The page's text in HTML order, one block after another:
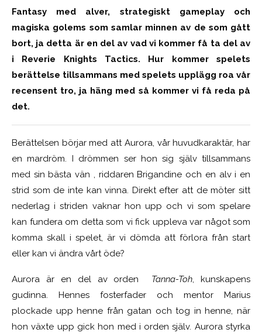
Fantasy med alver, strategiskt gameplay och
magiska golems som samlar minnen av de som gått
bort, ja detta är en del av vad vi kommer få ta del av
i Reverie Knights Tactics. Hur kommer spelets
berättelse tillsammans med spelets upplägg roa vår
recensent tro, ja häng med så kommer vi få reda på
det.
Berättelsen börjar med att Aurora, vår huvudkaraktär, har
en mardröm. I drömmen ser hon sig själv tillsammans
med sin bästa vän , riddaren Brigandine och en alv i en
strid som de inte kan vinna. Direkt efter att de möter sitt
nederlag i striden vaknar hon upp och vi som spelare
kan fundera om detta som vi fick uppleva var något som
komma skall i spelet, är vi dömda att förlora från start
eller kan vi ändra vårt öde?
Aurora är en del av orden Tanna-Toh, kunskapens
gudinna. Hennes fosterfader och mentor Marius
plockade upp henne från gatan och tog in henne, när
hon växte upp gick hon med i orden själv. Aurora styrka